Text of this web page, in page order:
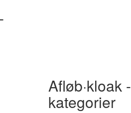
Afløb·kloak -
kategorier